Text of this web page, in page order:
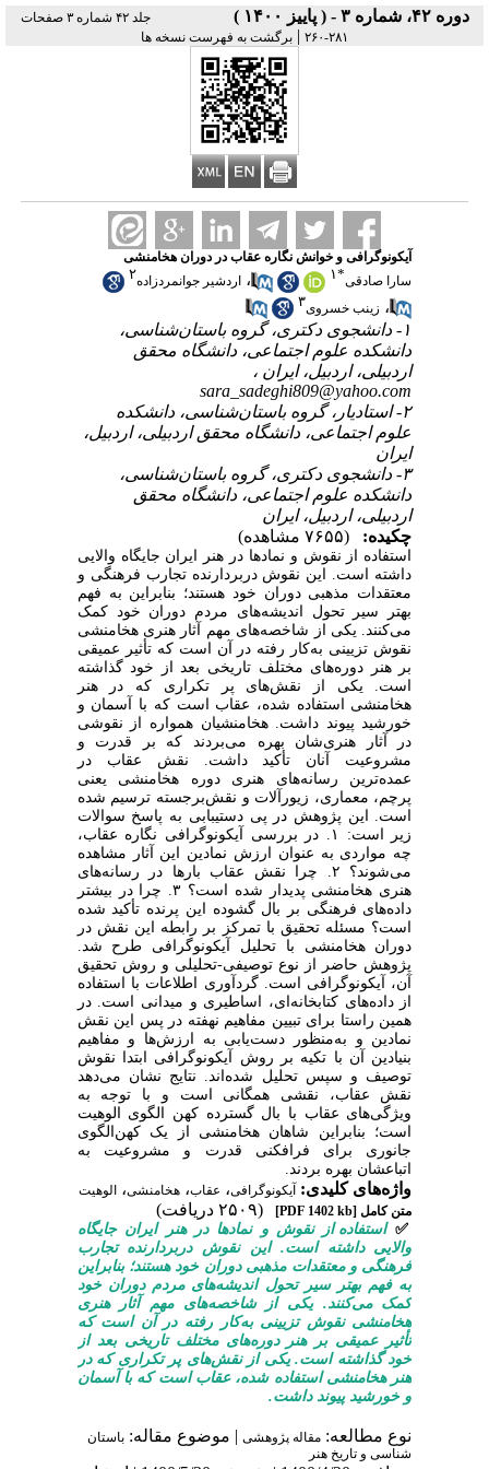
دوره ۴۲، شماره ۳ - ( پاییز ۱۴۰۰ )
جلد ۴۲ شماره ۳ صفحات
۲۸۱-۲۶۰
| برگشت به فهرست نسخه ها
آیکونوگرافی و خوانش نگاره عقاب در دوران هخامنشی
سارا صادقی*۱ ، اردشیر جوانمردزاده۲
، زینب خسروی۳
۱- دانشجوی دکتری، گروه باستان‌شناسی،
دانشکده علوم اجتماعی، دانشگاه محقق
اردبیلی، اردبیل، ایران ،
sara_sadeghi809@yahoo.com
۲- استادیار، گروه باستان‌شناسی، دانشکده
علوم اجتماعی، دانشگاه محقق اردبیلی، اردبیل،
ایران
۳- دانشجوی دکتری، گروه باستان‌شناسی،
دانشکده علوم اجتماعی، دانشگاه محقق
اردبیلی، اردبیل، ایران
چکیده:
(۷۶۵۵ مشاهده)
استفاده از نقوش و نمادها در هنر ایران جایگاه والایی
داشته است. این نقوش دربردارنده تجارب فرهنگی و
معتقدات مذهبی دوران خود هستند؛ بنابراین به فهم
بهتر سیر تحول اندیشه‌های مردم دوران خود کمک
می‌کنند. یکی از شاخصه‌های مهم آثار هنری هخامنشی
نقوش تزیینی به‌کار‌ رفته در آن است که تأثیر عمیقی
بر هنر دوره‌های مختلف تاریخی بعد از خود گذاشته
است. یکی از نقش‌های پر تکراری که در هنر
هخامنشی استفاده شده، عقاب است که با آسمان و
خورشید پیوند داشت. هخامنشیان همواره از نقوشی
در آثار هنری‌شان بهره می‌بردند که بر قدرت و
مشروعیت آنان تأکید داشت. نقش عقاب در
عمده‌ترین رسانه‌های هنری دوره هخامنشی یعنی
پرچم، معماری، زیورآلات و نقش‌برجسته ترسیم شده
‌است. این پژوهش در پی دستیبابی به پاسخ سوالات
زیر است: ۱. در بررسی آیکونوگرافی نگاره عقاب،
چه مواردی به‌ عنوان ارزش نمادین این آثار مشاهده
می‌شوند؟ ۲. چرا نقش عقاب بارها در رسانه‌های
هنری هخامنشی پدیدار شده است؟ ۳. چرا در بیشتر
داده‌های فرهنگی بر بال گشوده این پرنده تأکید شده
‌است؟ مسئله تحقیق با تمرکز بر رابطه این نقش در
دوران هخامنشی با تحلیل آیکونوگرافی طرح شد.
پژوهش حاضر از نوع توصیفی-تحلیلی و روش تحقیق
آن، آیکونوگرافی است. گردآوری اطلاعات با استفاده
از داده‌های کتابخانه‌ای، اساطیری و میدانی است. در
همین راستا برای تبیین مفاهیم نهفته در پس این نقش
نمادین و به‌منظور دست‌یابی به ارزش‌ها و مفاهیم
بنیادین آن با تکیه بر روش آیکونوگرافی ابتدا نقوش
توصیف و سپس تحلیل شد‌ه‌اند. نتایج نشان می‌دهد
نقش عقاب، نقشی همگانی است و با توجه به
ویژگی‌های عقاب با بال گسترده کهن‌ الگوی الوهیت
است؛ بنابراین شاهان هخامنشی از یک کهن‌الگوی
جانوری برای فرافکنی قدرت و مشروعیت به
اتباعشان بهره بردند.
واژه‌های کلیدی: آیکونوگرافی، عقاب، هخامنشی،
الوهیت
متن کامل[PDF 1402 kb] (۲۵۰۹ دریافت)
✅استفاده از نقوش و نمادها در هنر ایران جایگاه
والایی داشته است. این نقوش دربردارنده تجارب
فرهنگی و معتقدات مذهبی دوران خود هستند؛ بنابراین
به فهم بهتر سیر تحول اندیشه‌های مردم دوران خود
کمک می‌کنند. یکی از شاخصه‌های مهم آثار هنری
هخامنشی نقوش تزیینی به‌کار‌ رفته در آن است که
تأثیر عمیقی بر هنر دوره‌های مختلف تاریخی بعد از
خود گذاشته است. یکی از نقش‌های پر تکراری که در
هنر هخامنشی استفاده شده، عقاب است که با آسمان
و خورشید پیوند داشت.
نوع مطالعه: مقاله پژوهشی| موضوع مقاله: باستان
شناسی و تاریخ هنر